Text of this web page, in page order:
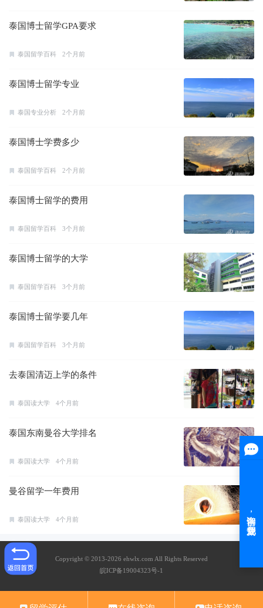
泰国博士留学GPA要求
泰国留学百科 2个月前
泰国博士留学专业
泰国专业分析 2个月前
泰国博士学费多少
泰国留学百科 2个月前
泰国博士留学的费用
泰国留学百科 3个月前
泰国博士留学的大学
泰国留学百科 3个月前
泰国博士留学要几年
泰国留学百科 3个月前
去泰国清迈上学的条件
泰国读大学 4个月前
泰国东南曼谷大学排名
泰国读大学 4个月前
曼谷留学一年费用
泰国读大学 4个月前
Copyright © 2013-2026 ehwlx.com All Rights Reserved
皖ICP备19004323号-1